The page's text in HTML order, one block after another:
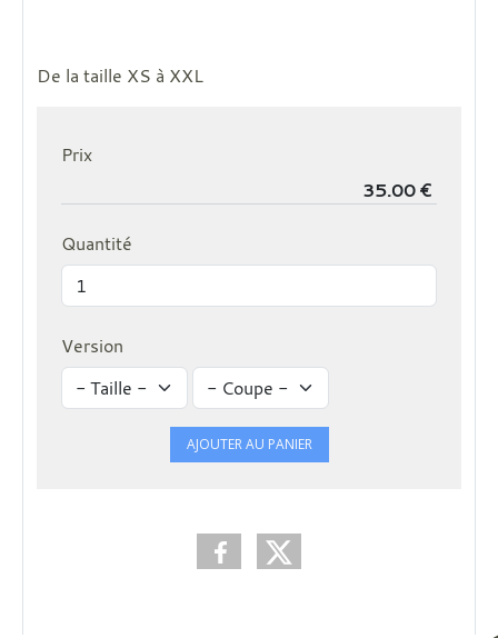
De la taille XS à XXL
Prix
Quantité
Version
AJOUTER AU PANIER